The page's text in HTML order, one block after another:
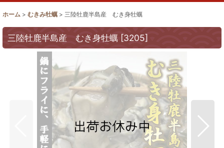
ホーム > むきみ牡蠣 > 三陸牡鹿半島産 むき身牡蠣
三陸牡鹿半島産 むき身牡蠣 [3205]